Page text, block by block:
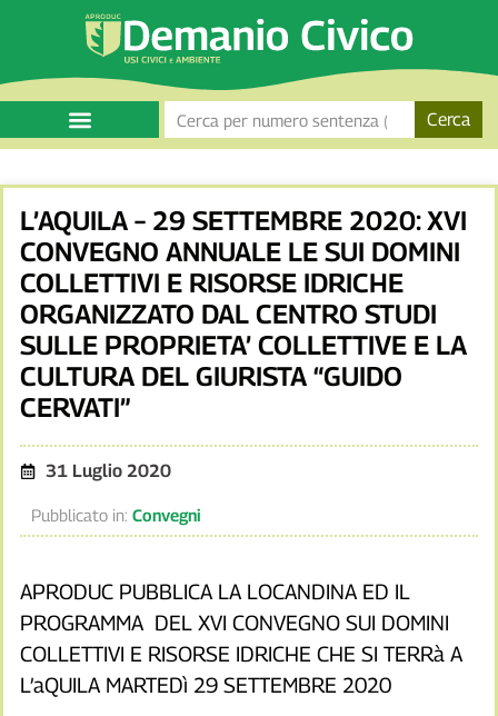
Cerca
L’AQUILA – 29 SETTEMBRE 2020: XVI
CONVEGNO ANNUALE LE SUI DOMINI
COLLETTIVI E RISORSE IDRICHE
ORGANIZZATO DAL CENTRO STUDI
SULLE PROPRIETA’ COLLETTIVE E LA
CULTURA DEL GIURISTA “GUIDO
CERVATI”
31 Luglio 2020
Pubblicato in: Convegni
APRODUC PUBBLICA LA LOCANDINA ED IL
PROGRAMMA DEL XVI CONVEGNO SUI DOMINI
COLLETTIVI E RISORSE IDRICHE CHE SI TERRà A
L’aQUILA MARTEDì 29 SETTEMBRE 2020